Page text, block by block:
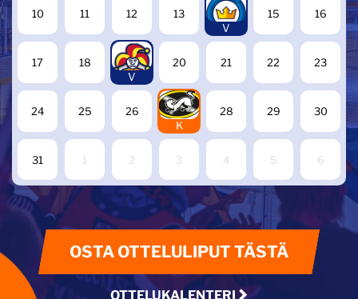
10 11 12 13
14
V
15 16
17 18
19
V
20 21 22 23
24 25 26
27
K
28 29 30
31 1 2 3 4 5 6
OSTA OTTELULIPUT TÄSTÄ
OTTELUKALENTERI